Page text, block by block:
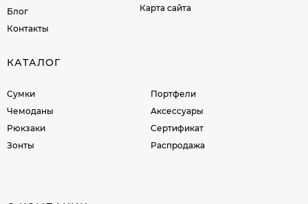
Блог
Контакты
Карта сайта
КАТАЛОГ
Сумки
Чемоданы
Рюкзаки
Зонты
Портфели
Аксессуары
Сертификат
Распродажа